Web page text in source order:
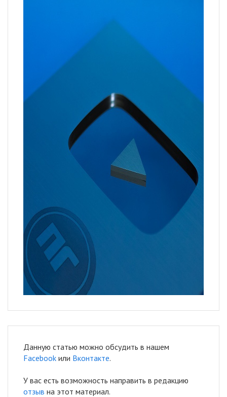
Данную статью можно обсудить в нашем
Facebook или Вконтакте.
У вас есть возможность направить в редакцию
отзыв на этот материал.